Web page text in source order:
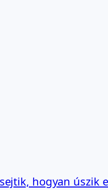
hogyan úszik